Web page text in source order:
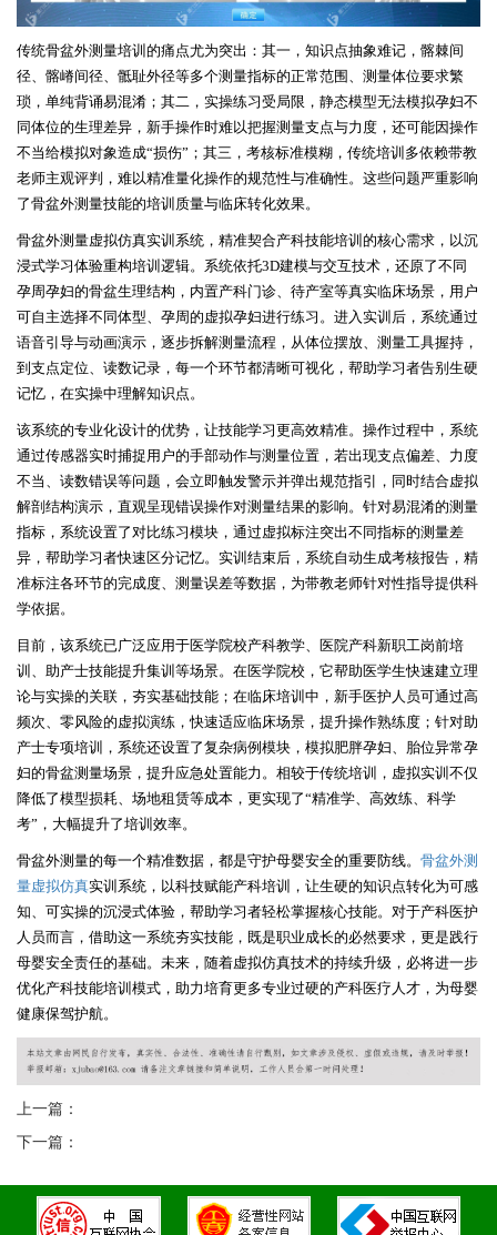
传统骨盆外测量培训的痛点尤为突出：其一，知识点抽象难记，髂棘间
径、髂嵴间径、骶耻外径等多个测量指标的正常范围、测量体位要求繁
琐，单纯背诵易混淆；其二，实操练习受局限，静态模型无法模拟孕妇不
同体位的生理差异，新手操作时难以把握测量支点与力度，还可能因操作
不当给模拟对象造成“损伤” ；其三，考核标准模糊，传统培训多依赖带教
老师主观评判，难以精准量化操作的规范性与准确性。这些问题严重影响
了骨盆外测量技能的培训质量与临床转化效果。
骨盆外测量虚拟仿真实训系统，精准契合产科技能培训的核心需求，以沉
浸式学习体验重构培训逻辑。系统依托3D建模与交互技术，还原了不同
孕周孕妇的骨盆生理结构，内置产科门诊、待产室等真实临床场景，用户
可自主选择不同体型、孕周的虚拟孕妇进行练习。进入实训后，系统通过
语音引导与动画演示，逐步拆解测量流程，从体位摆放、测量工具握持，
到支点定位、读数记录，每一个环节都清晰可视化，帮助学习者告别生硬
记忆，在实操中理解知识点。
该系统的专业化设计的优势，让技能学习更高效精准。操作过程中，系统
通过传感器实时捕捉用户的手部动作与测量位置，若出现支点偏差、力度
不当、读数错误等问题，会立即触发警示并弹出规范指引，同时结合虚拟
解剖结构演示，直观呈现错误操作对测量结果的影响。针对易混淆的测量
指标，系统设置了对比练习模块，通过虚拟标注突出不同指标的测量差
异，帮助学习者快速区分记忆。实训结束后，系统自动生成考核报告，精
准标注各环节的完成度、测量误差等数据，为带教老师针对性指导提供科
学依据。
目前，该系统已广泛应用于医学院校产科教学、医院产科新职工岗前培
训、助产士技能提升集训等场景。在医学院校，它帮助医学生快速建立理
论与实操的关联，夯实基础技能；在临床培训中，新手医护人员可通过高
频次、零风险的虚拟演练，快速适应临床场景，提升操作熟练度；针对助
产士专项培训，系统还设置了复杂病例模块，模拟肥胖孕妇、胎位异常孕
妇的骨盆测量场景，提升应急处置能力。相较于传统培训，虚拟实训不仅
降低了模型损耗、场地租赁等成本，更实现了“精准学、高效练、科学
考” ，大幅提升了培训效率。
骨盆外测量的每一个精准数据，都是守护母婴安全的重要防线。 骨盆外测
量虚拟仿真实训系统，以科技赋能产科培训，让生硬的知识点转化为可感
知、可实操的沉浸式体验，帮助学习者轻松掌握核心技能。对于产科医护
人员而言，借助这一系统夯实技能，既是职业成长的必然要求，更是践行
母婴安全责任的基础。未来，随着虚拟仿真技术的持续升级，必将进一步
优化产科技能培训模式，助力培育更多专业过硬的产科医疗人才，为母婴
健康保驾护航。
上一篇：
下一篇：